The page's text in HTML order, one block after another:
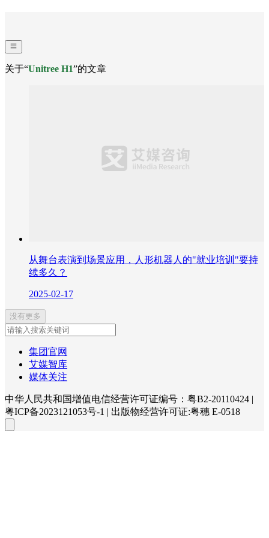
关于“Unitree H1”的文章
从舞台表演到场景应用，人形机器人的"就业培训"要持
续多久？
2025-02-17
没有更多
集团官网
艾媒智库
媒体关注
中华人民共和国增值电信经营许可证编号：粤B2-20110424
粤ICP备2023121053号-1
出版物经营许可证:粤穗 E-0518